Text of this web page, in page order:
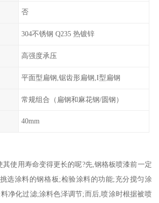
否
304不锈钢 Q235 热镀锌
高强度承压
平面型扁钢,锯齿形扁钢,I型扁钢
常规组合（扁钢和麻花钢/圆钢）
40mm
其使用寿命变得更长的呢?先,钢格板喷漆前一定
选涂料的钢格板;检验涂料的功能;充分搅匀涂
净化过滤;涂料色泽调节;而后,喷涂时根据被喷